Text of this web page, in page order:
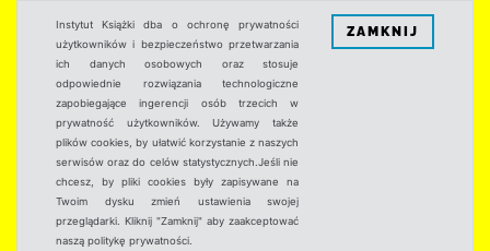
Instytut Książki dba o ochronę prywatności
użytkowników i bezpieczeństwo przetwarzania
ich danych osobowych oraz stosuje
odpowiednie rozwiązania technologiczne
zapobiegające ingerencji osób trzecich w
prywatność użytkowników. Używamy także
plików cookies, by ułatwić korzystanie z naszych
serwisów oraz do celów statystycznych.Jeśli nie
chcesz, by pliki cookies były zapisywane na
Twoim dysku zmień ustawienia swojej
przeglądarki. Kliknij "Zamknij" aby zaakceptować
naszą politykę prywatności.
ZAMKNIJ